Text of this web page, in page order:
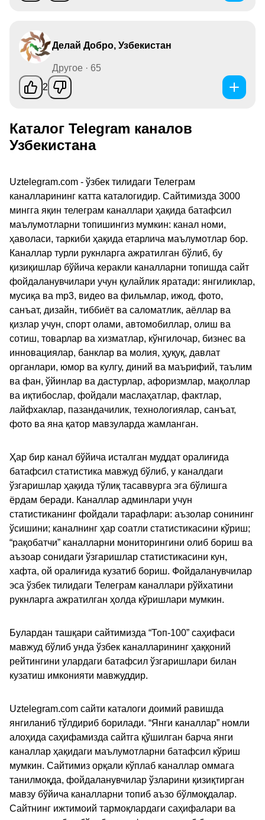
Делай Добро, Узбекистан
Другое · 65
2
Каталог Telegram каналов
Узбекистана
Uztelegram.com - ўзбек тилидаги Телеграм
каналларининг катта каталогидир. Сайтимизда 3000
мингга яқин телеграм каналлари ҳақида батафсил
маълумотларни топишингиз мумкин: канал номи,
ҳаволаси, таркиби ҳақида етарлича маълумотлар бор.
Каналлар турли рукнларга ажратилган бўлиб, бу
қизиқишлар бўйича керакли каналларни топишда сайт
фойдаланувчилари учун қулайлик яратади: янгиликлар,
мусиқа ва mp3, видео ва фильмлар, ижод, фото,
санъат, дизайн, тиббиёт ва саломатлик, аёллар ва
қизлар учун, спорт олами, автомобиллар, олиш ва
сотиш, товарлар ва хизматлар, кўнгилочар, бизнес ва
инновациялар, банклар ва молия, ҳуқуқ, давлат
органлари, юмор ва кулгу, диний ва маърифий, таълим
ва фан, ўйинлар ва дастурлар, афоризмлар, мақоллар
ва иқтибослар, фойдали маслаҳатлар, фактлар,
лайфхаклар, пазандачилик, технологиялар, санъат,
фото ва яна қатор мавзуларда жамланган.
Ҳар бир канал бўйича исталган муддат оралиғида
батафсил статистика мавжуд бўлиб, у каналдаги
ўзгаришлар ҳақида тўлиқ тасаввурга эга бўлишга
ёрдам беради. Каналлар админлари учун
статистиканинг фойдали тарафлари: аъзолар сонининг
ўсишини; каналнинг ҳар соатли статистикасини кўриш;
“рақобатчи” каналларни мониторингини олиб бориш ва
аъзоар сонидаги ўзгаришлар статистикасини кун,
хафта, ой оралиғида кузатиб бориш. Фойдаланувчилар
эса ўзбек тилидаги Телеграм каналлари рўйхатини
рукнларга ажратилган ҳолда кўришлари мумкин.
Булардан ташқари сайтимизда “Топ-100” саҳифаси
мавжуд бўлиб унда ўзбек каналларининг ҳаққоний
рейтингини улардаги батафсил ўзгаришлари билан
кузатиш имконияти мавжуддир.
Uztelegram.com сайти каталоги доимий равишда
янгиланиб тўлдириб борилади. “Янги каналлар” номли
алоҳида саҳифамизда сайтга қўшилган барча янги
каналлар ҳақидаги маълумотларни батафсил кўриш
мумкин. Сайтимиз орқали кўплаб каналлар оммага
танилмоқда, фойдаланувчилар ўзларини қизиқтирган
мавзу бўйича каналларни топиб аъзо бўлмоқдалар.
Сайтнинг ижтимоий тармоқлардаги саҳифалари ва